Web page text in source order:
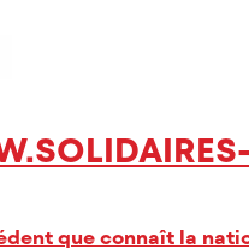
que connaît la